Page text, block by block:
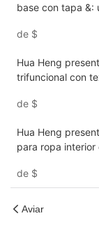
base con tapa &:
de $
Hua Heng
trifuncional con
de $
Hua Heng
para ropa interior
de $
Aviar